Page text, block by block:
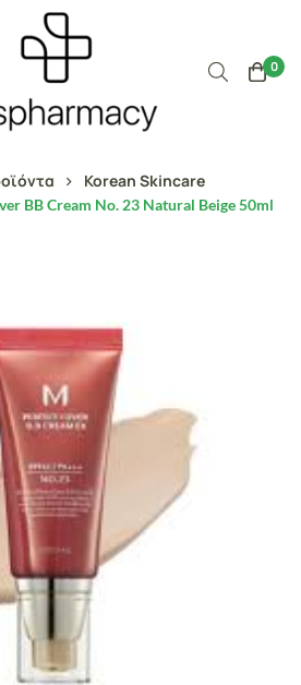
0
Korean Skincare
BB Cream No. 23 Natural Beige 50ml